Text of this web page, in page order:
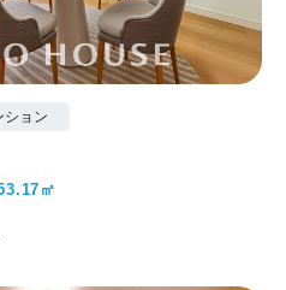
ション
㎡